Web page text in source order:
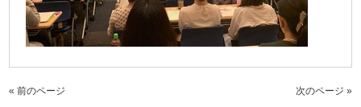
« 前のページ 次のページ »